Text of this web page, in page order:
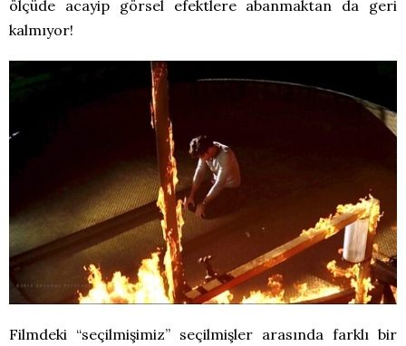
ölçüde acayip görsel efektlere abanmaktan da geri
kalmıyor!
Filmdeki “seçilmişimiz” seçilmişler arasında farklı bir